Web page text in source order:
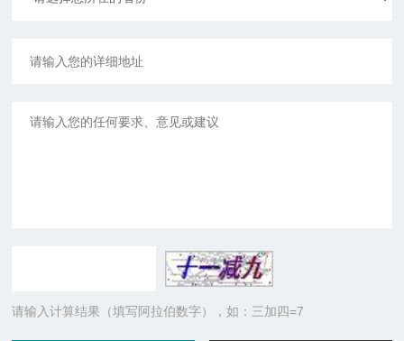
请输入计算结果（填写阿拉伯数字），如：三加四=7